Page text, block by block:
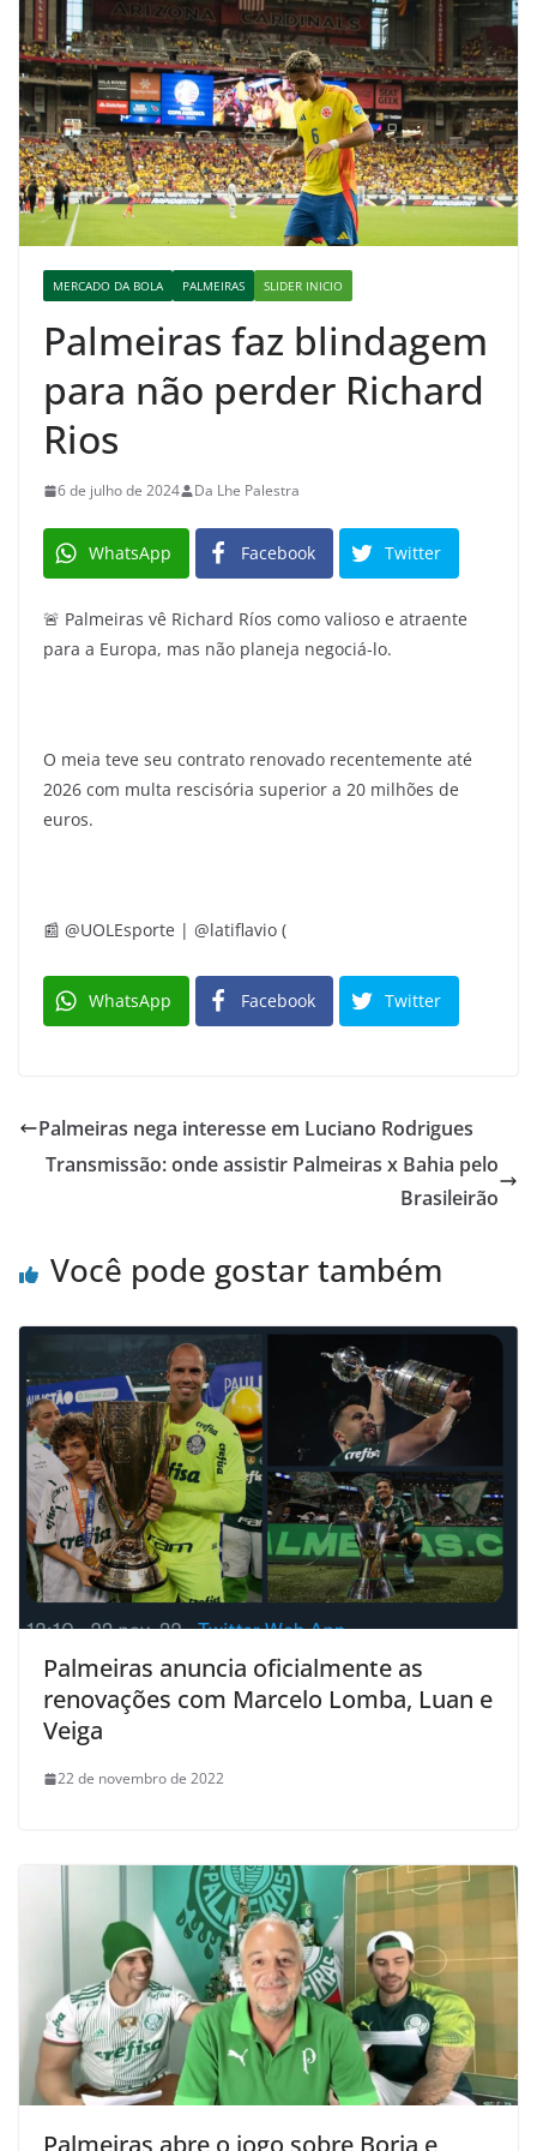
MERCADO DA BOLA PALMEIRAS SLIDER INICIO
Palmeiras faz blindagem
para não perder Richard
Rios
6 de julho de 2024 Da Lhe Palestra
WhatsApp Facebook Twitter
🚨 Palmeiras vê Richard Ríos como valioso e atraente
para a Europa, mas não planeja negociá-lo.
O meia teve seu contrato renovado recentemente até
2026 com multa rescisória superior a 20 milhões de
euros.
📰 @UOLEsporte | @latiflavio (
WhatsApp Facebook Twitter
Palmeiras nega interesse em Luciano Rodrigues
Transmissão: onde assistir Palmeiras x Bahia pelo
Brasileirão
Você pode gostar também
Palmeiras anuncia oficialmente as
renovações com Marcelo Lomba, Luan e
Veiga
22 de novembro de 2022
Palmeiras abre o jogo sobre Borja e